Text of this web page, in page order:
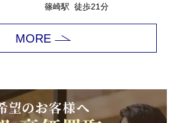
篠崎駅 徒歩21分
MORE